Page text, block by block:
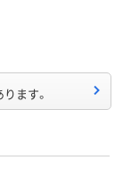
ます。